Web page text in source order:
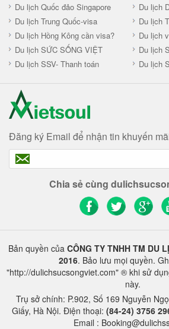
Du lịch Quốc đảo Singapore
Du lịch
Du lịch Trung Quốc-visa
Du lịch
Du lịch Hồng Kông cần visa?
Du lịch
Du lịch SỨC SỐNG VIỆT
Du lịch
Du lịch SSV- Thanh toán
Du lịch
Đăng ký Email để nhận tin khuyến
Chia sẻ cùng
Bản quyền của CÔNG TY TNHH TM DU
2016. Bảo lưu mọi quyền.
"http://dulichsucsongviet.com" ® khi sử
này.
Trụ sở chính: P.902, Số 169 Nguyễn
Giấy, Hà Nội. Điện thoại: (84-24) 3756
Email :